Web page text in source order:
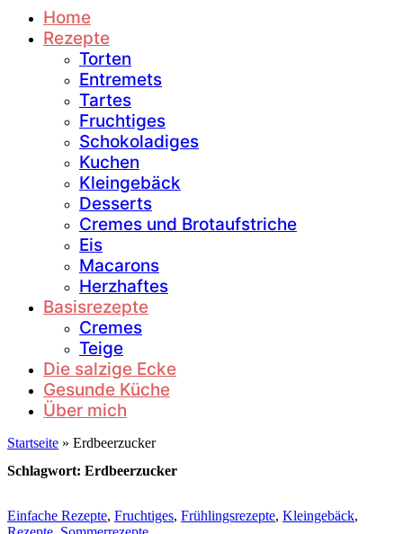
Home
Rezepte
Torten
Entremets
Tartes
Fruchtiges
Schokoladiges
Kuchen
Kleingebäck
Desserts
Cremes und Brotaufstriche
Eis
Macarons
Herzhaftes
Basisrezepte
Cremes
Teige
Die salzige Ecke
Gesunde Küche
Über mich
Startseite » Erdbeerzucker
Schlagwort: Erdbeerzucker
Einfache Rezepte, Fruchtiges, Frühlingsrezepte, Kleingebäck,